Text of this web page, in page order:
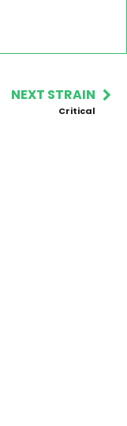
NEXT STRAIN
Critical